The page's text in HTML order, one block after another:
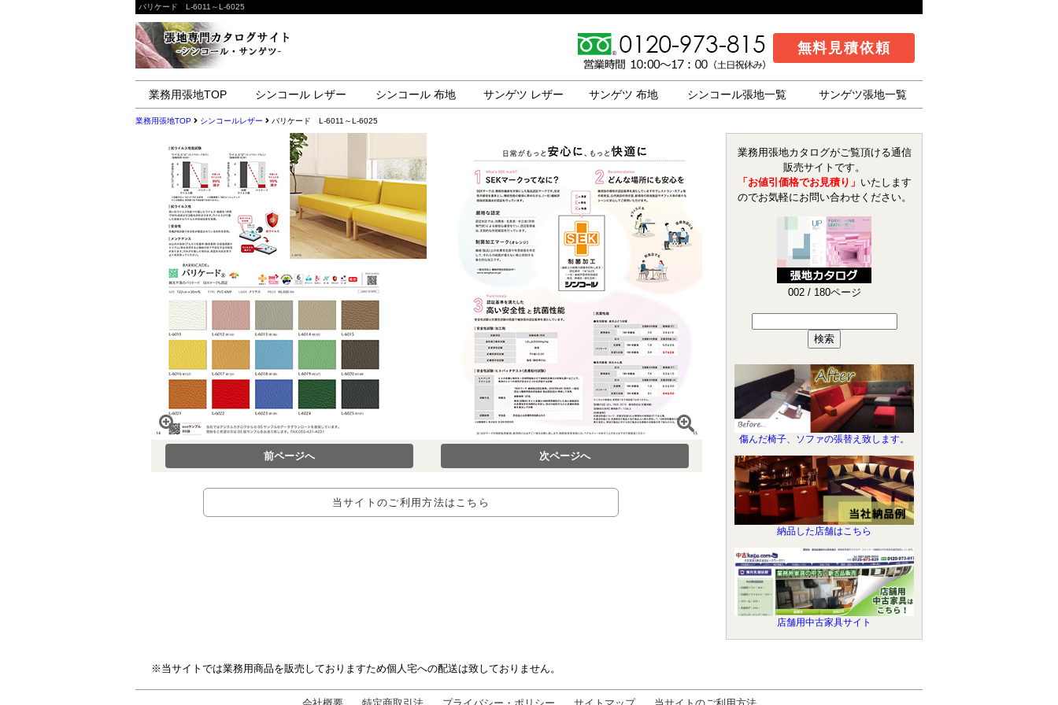
バリケード L-6011～L-6025
無料見積依頼
業務用張地TOP シンコール レザー シンコール 布地 サンゲツ レザー サンゲツ 布地 シンコール張地一覧 サンゲツ張地一覧
業務用張地TOP シンコールレザー バリケード L-6011～L-6025
前ページへ 次ページへ
当サイトのご利用方法はこちら
業務用張地カタログがご覧頂ける通信
販売サイトです。
「お値引価格でお見積り」 いたします
のでお気軽にお問い合わせください。
002/ 180ページ
傷んだ椅子、ソファの張替え致します。
納品した店舗はこちら
店舗用中古家具サイト
※当サイトでは業務用商品を販売しておりますため個人宅への配送は致しておりません。